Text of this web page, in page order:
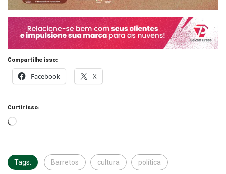
Compartilhe isso:
Facebook X
Curtir isso:
Tags: Barretos cultura política